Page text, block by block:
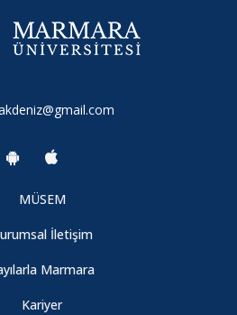
MÜSEM
İletişim
Marmara
Kariyer